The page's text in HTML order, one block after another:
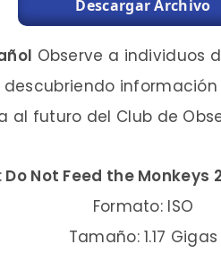
Descargar Archivo
Observe a individuos
futuro del Club de
Do Not Feed the Monkeys
Formato: ISO
Tamaño: 1.17 Gigas